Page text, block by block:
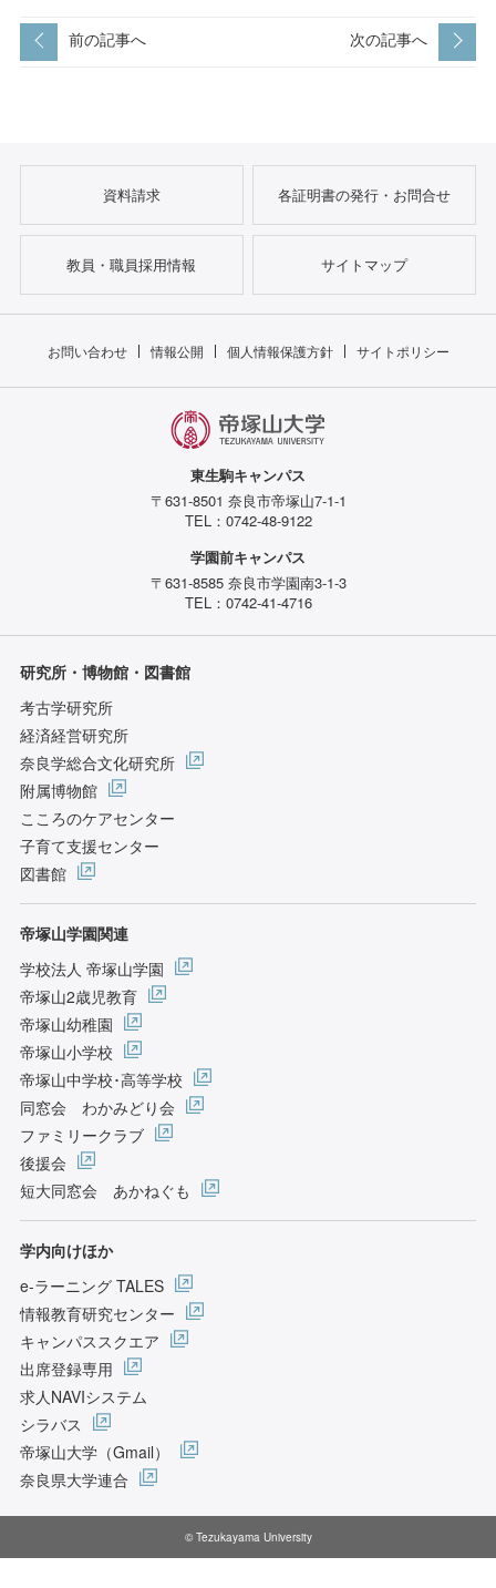
前の記事へ 次の記事へ
資料請求 各証明書の発行・お問合せ
教員・職員採用情報 サイトマップ
お問い合わせ 情報公開 個人情報保護方針 サイトポリシー
東生駒キャンパス
〒631-8501 奈良市帝塚山7-1-1
TEL：0742-48-9122
学園前キャンパス
〒631-8585 奈良市学園南3-1-3
TEL：0742-41-4716
研究所・博物館・図書館
考古学研究所
経済経営研究所
奈良学総合文化研究所
附属博物館
こころのケアセンター
子育て支援センター
図書館
帝塚山学園関連
学校法人 帝塚山学園
帝塚山2歳児教育
帝塚山幼稚園
帝塚山小学校
帝塚山中学校･高等学校
同窓会 わかみどり会
ファミリークラブ
後援会
短大同窓会 あかねぐも
学内向けほか
e-ラーニング TALES
情報教育研究センター
キャンパススクエア
出席登録専用
求人NAVIシステム
シラバス
帝塚山大学（Gmail）
奈良県大学連合
© Tezukayama University